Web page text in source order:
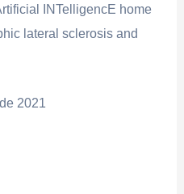
INTelligencE home
lateral sclerosis and
2021